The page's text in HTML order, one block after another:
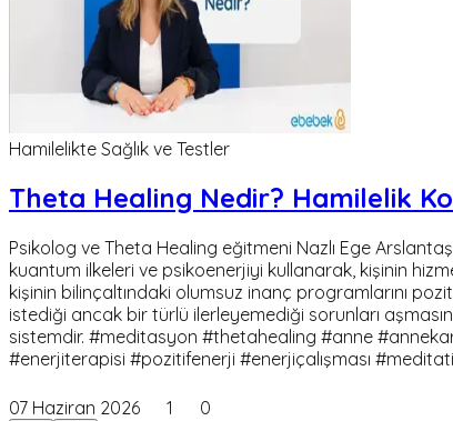
Hamilelikte Sağlık ve Testler
Theta Healing Nedir? Hamilelik
Psikolog ve Theta Healing eğitmeni Nazlı Ege
kuantum ilkeleri ve psikoenerjiyi kullanarak, kişinin
kişinin bilinçaltındaki olumsuz inanç programlarını
istediği ancak bir türlü ilerleyemediği sorunları
sistemdir. #meditasyon #thetahealing #anne
#enerjiterapisi #pozitifenerji #enerjiçalışması
07 Haziran 2026 1 0